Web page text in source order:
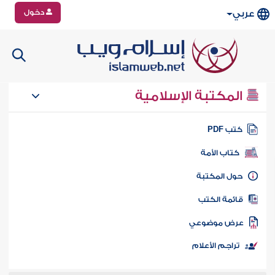
عربي دخول
المكتبة الإسلامية
كتب PDF
كتاب الأمة
المكتبة
الكتب
موضوعي